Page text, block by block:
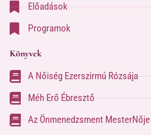
Előadások
Programok
Könyvek
A Nőiség Ezerszirmú Rózsája
Méh Erő Ébresztő
Az Önmenedzsment MesterNője